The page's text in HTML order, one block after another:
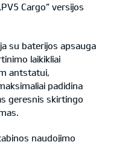
Cargo“ versijos
su baterijos apsauga
laikikliai
antstatui,
padidina
geresnis skirtingo
naudojimo